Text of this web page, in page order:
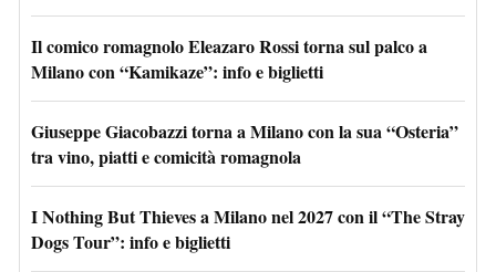
Il comico romagnolo Eleazaro Rossi torna sul palco a
Milano con “Kamikaze”: info e biglietti
Giuseppe Giacobazzi torna a Milano con la sua “Osteria”
tra vino, piatti e comicità romagnola
I Nothing But Thieves a Milano nel 2027 con il “The Stray
Dogs Tour”: info e biglietti